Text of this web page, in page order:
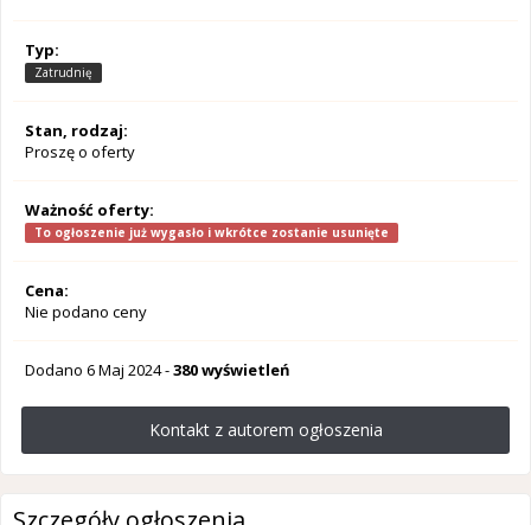
Typ:
Zatrudnię
Stan, rodzaj:
Proszę o oferty
Ważność oferty:
To ogłoszenie już wygasło i wkrótce zostanie usunięte
Cena:
Nie podano ceny
Dodano 6 Maj 2024-380 wyświetleń
Kontakt z autorem ogłoszenia